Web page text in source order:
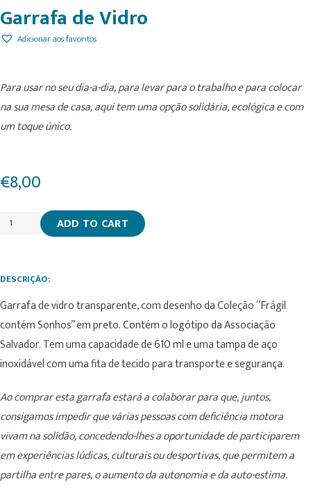
Garrafa de Vidro
Adicionar aos favoritos
Para usar no seu dia-a-dia, para levar para o trabalho e para colocar
na sua mesa de casa, aqui tem uma opção solidária, ecológica e com
um toque único.
€8,00
Garrafa
quantity
ADD TO CART
DESCRIÇÃO:
Garrafa de vidro transparente, com desenho da Coleção “Frágil
contém Sonhos” em preto. Contém o logótipo da Associação
Salvador. Tem uma capacidade de 610 ml e uma tampa de aço
inoxidável com uma fita de tecido para transporte e segurança.
Ao comprar esta garrafa estará a colaborar para que, juntos,
consigamos impedir que várias pessoas com deficiência motora
vivam na solidão, concedendo-lhes a oportunidade de participarem
em experiências lúdicas, culturais ou desportivas, que permitem a
partilha entre pares, o aumento da autonomia e da auto-estima.